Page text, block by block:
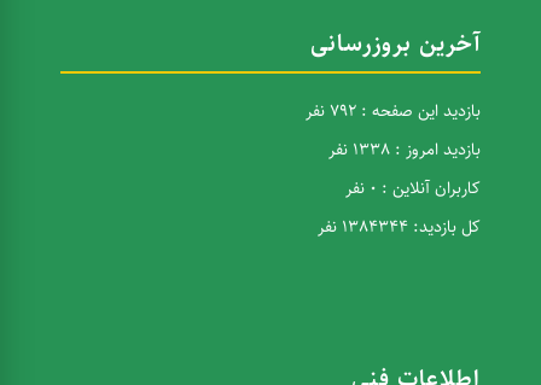
آخرین بروزرسانی
بازدید این صفحه : 792 نفر
بازدید امروز : 1338 نفر
کاربران آنلاین : 0 نفر
کل بازدید: 1384344 نفر